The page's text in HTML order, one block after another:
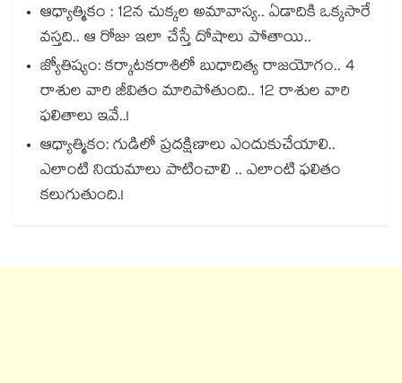
ఆధ్యాత్మికం : 12న చుక్కల అమావాస్య.. ఏడాదికి ఒక్కసారే
వస్తది.. ఆ రోజు ఇలా చేస్తే దోషాలు పోతాయి..
జ్యోతిష్యం: కర్కాటకరాశిలో బుధాదిత్య రాజయోగం.. 4
రాశుల వారి జీవితం మారిపోతుంది.. 12 రాశుల వారి
ఫలితాలు ఇవే..!
ఆధ్యాత్మికం: గుడిలో ప్రదక్షిణాలు ఎందుకుచేయాలి..
ఎలాంటి నియమాలు పాటించాలి .. ఎలాంటి ఫలితం
కలుగుతుంది.!